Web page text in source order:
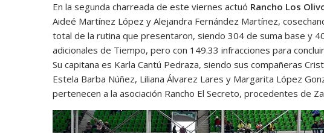
En la segunda charreada de este viernes actuó Rancho Los
Aideé Martínez López y Alejandra Fernández Martínez,
total de la rutina que presentaron, siendo 304 de suma base y
adicionales de Tiempo, pero con 149.33 infracciones para
Su capitana es Karla Cantú Pedraza, siendo sus compañeras
Estela Barba Núñez, Liliana Álvarez Lares y Margarita López
pertenecen a la asociación Rancho El Secreto, procedentes de